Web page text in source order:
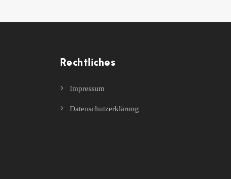
Rechtliches
Impressum
Datenschutzerklärung